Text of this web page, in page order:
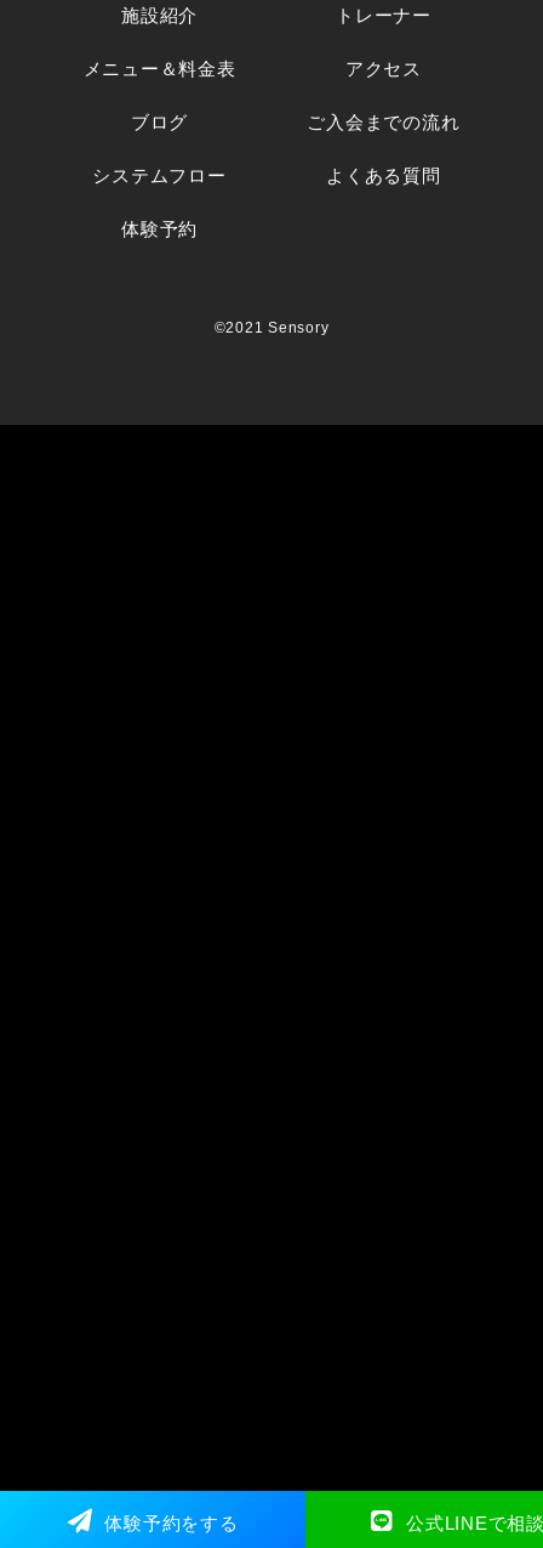
体験予約をする 公式LINEで相
施設紹介 トレーナー
メニュー＆料金表 アクセス
ブログ ご入会までの流れ
システムフロー よくある質問
体験予約
©2021 Sensory